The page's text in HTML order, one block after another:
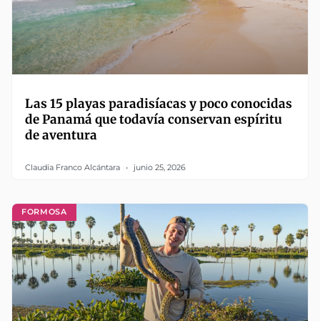
Las 15 playas paradisíacas y poco conocidas
de Panamá que todavía conservan espíritu
de aventura
Claudia Franco Alcántara junio 25, 2026
FORMOSA